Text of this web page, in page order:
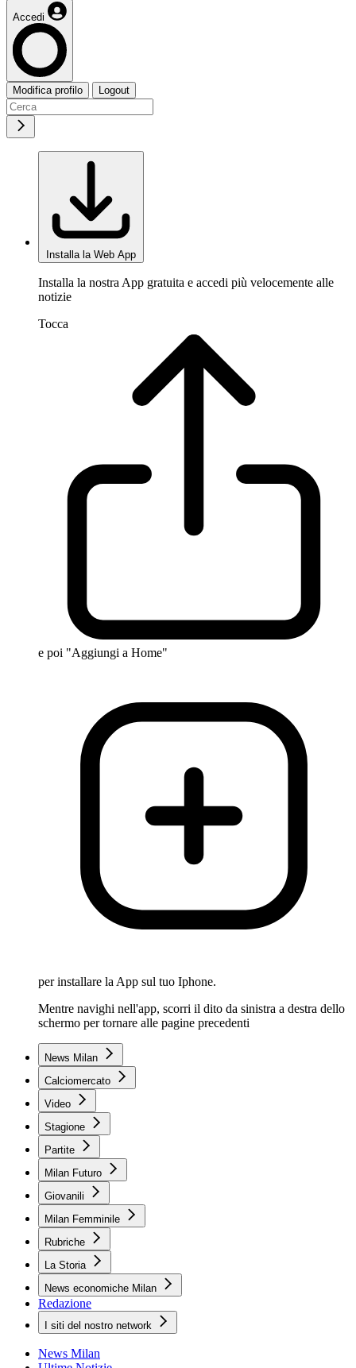
Accedi
Modifica profilo Logout
Installa la Web App
Installa la nostra App gratuita e accedi più velocemente alle
notizie
Tocca
e poi "Aggiungi a Home"
per installare la App sul tuo Iphone.
Mentre navighi nell'app, scorri il dito da sinistra a destra dello
schermo per tornare alle pagine precedenti
News Milan
Calciomercato
Video
Stagione
Partite
Milan Futuro
Giovanili
Milan Femminile
Rubriche
La Storia
News economiche Milan
Redazione
I siti del nostro network
News Milan